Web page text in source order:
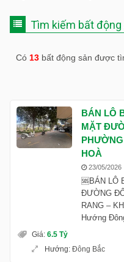
Tìm kiếm bất động
Có 13 bất động sản được
BÁN LÔ
MẶT
HOÀ
23/05/2026
🆘BÁN LÔ
ĐƯỜNG
RANG –
Hướng
Giá: 6.5 Tỷ
Hướng: Đông Bắc